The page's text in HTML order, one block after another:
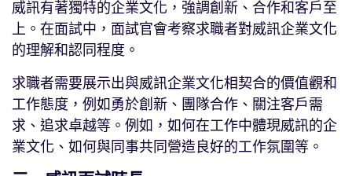
威訊有著獨特的企業文化，強調創新、合作和客戶至
上。在面試中，面試官會考察求職者對威訊企業文化
的理解和認同程度。
求職者需要展示出與威訊企業文化相契合的價值觀和
工作態度，例如勇於創新、團隊合作、關注客戶需
求、追求卓越等。例如，如何在工作中體現威訊的企
業文化、如何與同事共同營造良好的工作氛圍等。